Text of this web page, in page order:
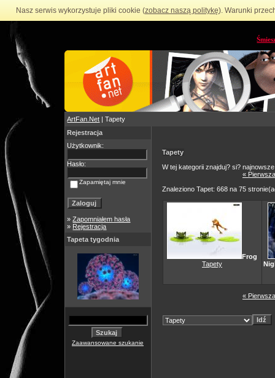
Nasz serwis wykorzystuje pliki cookie (zobacz naszą politykę). Warunki
ArtFan.Net | Tapety
Rejestracja
Użytkownik:
Hasło:
Zapamiętaj mnie
»Zapomniałem hasła
» Rejestracja
Tapeta tygodnia
Zaawansowane szukanie
Tapety
W tej kategorii znajduj? si?
«
Znaleziono Tapet: 668 na 75
Frog
Tapety
«